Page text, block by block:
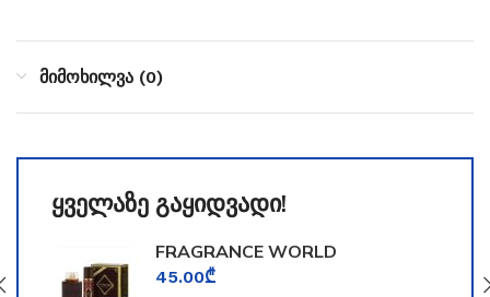
მიმოხილვა (0)
ყველაზე გაყიდვადი!
FRAGRANCE WORLD
TOOMFORD
45.00₾